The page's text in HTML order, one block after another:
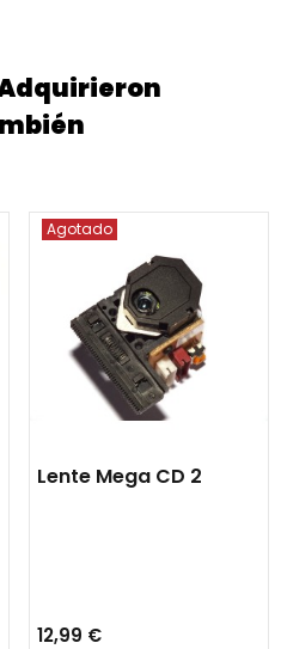
Agotado
Lente Mega CD 2
12,99 €